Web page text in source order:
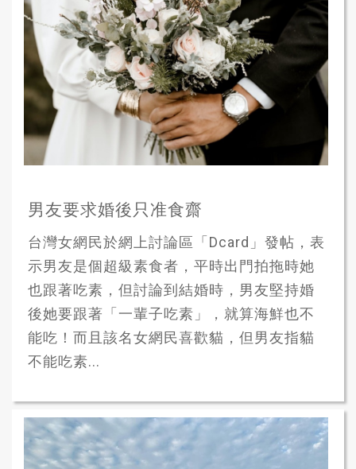
男友要求婚後只准食齋
台灣女網民於網上討論區「Dcard」發帖，表
示男友是個超級素食者，平時出門拍拖時她
也跟著吃素，但討論到結婚時，男友堅持婚
後她要跟著「一輩子吃素」，就算海鮮也不
能吃！而且該名女網民喜歡貓，但男友指貓
不能吃素...